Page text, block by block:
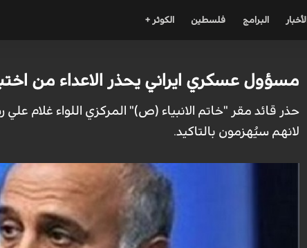
الأخبار البرامج فلسطين الكوثر +
مسؤول عسكري ايراني يحذر الاعداء من
حذر قائد مقر "خاتم الانبياء (ص)" المركزي اللواء غلام علي
لانهم سيُهزمون بالتاكيد.